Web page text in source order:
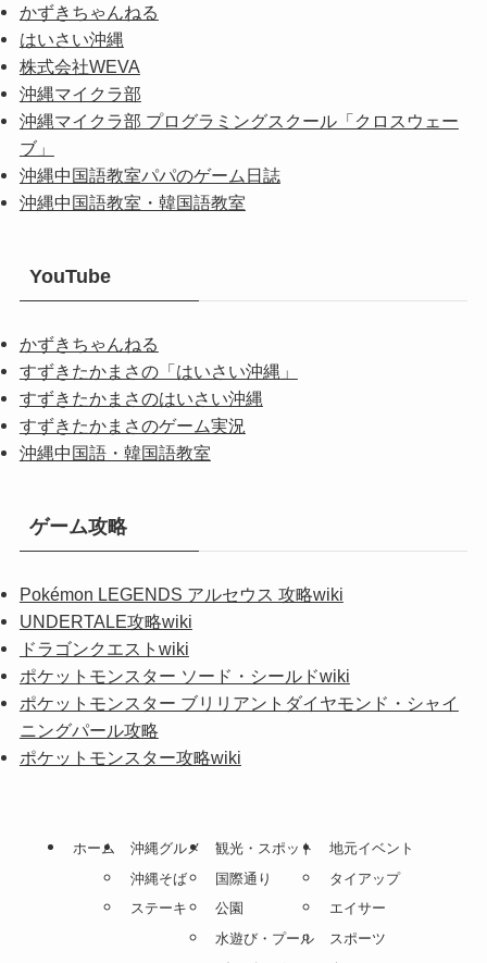
かずきちゃんねる
はいさい沖縄
株式会社WEVA
沖縄マイクラ部
沖縄マイクラ部 プログラミングスクール「クロスウェー
ブ」
沖縄中国語教室パパのゲーム日誌
沖縄中国語教室・韓国語教室
YouTube
かずきちゃんねる
すずきたかまさの「はいさい沖縄」
すずきたかまさのはいさい沖縄
すずきたかまさのゲーム実況
沖縄中国語・韓国語教室
ゲーム攻略
Pokémon LEGENDS アルセウス 攻略wiki
UNDERTALE攻略wiki
ドラゴンクエストwiki
ポケットモンスター ソード・シールドwiki
ポケットモンスター ブリリアントダイヤモンド・シャイ
ニングパール攻略
ポケットモンスター攻略wiki
ホーム
沖縄グルメ
沖縄そば
ステーキ
観光・スポット
国際通り
公園
水遊び・プール
地元イベント
タイアップ
エイサー
スポーツ